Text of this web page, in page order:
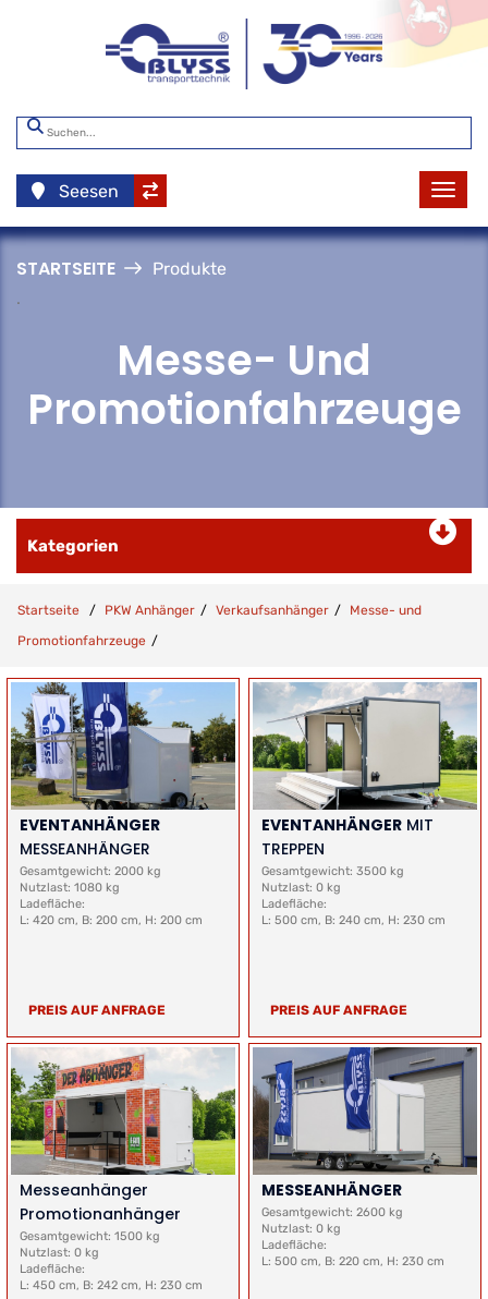
Seesen
STARTSEITE Produkte
.
Messe- Und
Promotionfahrzeuge
Kategorien
Startseite PKW Anhänger Verkaufsanhänger
Messe- und
Promotionfahrzeuge
EVENTANHÄNGER
MESSEANHÄNGER
Gesamtgewicht: 2000 kg
Nutzlast: 1080 kg
Ladefläche:
L: 420 cm, B: 200 cm, H: 200 cm
PREIS AUF ANFRAGE
EVENTANHÄNGER MIT
TREPPEN
Gesamtgewicht: 3500 kg
Nutzlast: 0 kg
Ladefläche:
L: 500 cm, B: 240 cm, H: 230 cm
PREIS AUF ANFRAGE
Messeanhänger
Promotionanhänger
Gesamtgewicht: 1500 kg
Nutzlast: 0 kg
Ladefläche:
L: 450 cm, B: 242 cm, H: 230 cm
MESSEANHÄNGER
Gesamtgewicht: 2600 kg
Nutzlast: 0 kg
Ladefläche:
L: 500 cm, B: 220 cm, H: 230 cm